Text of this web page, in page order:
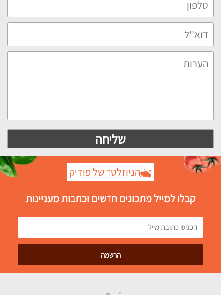
הניוזלטר של פודיק
קבלו למייל מתכונים חדשים וכתבות מעניינות